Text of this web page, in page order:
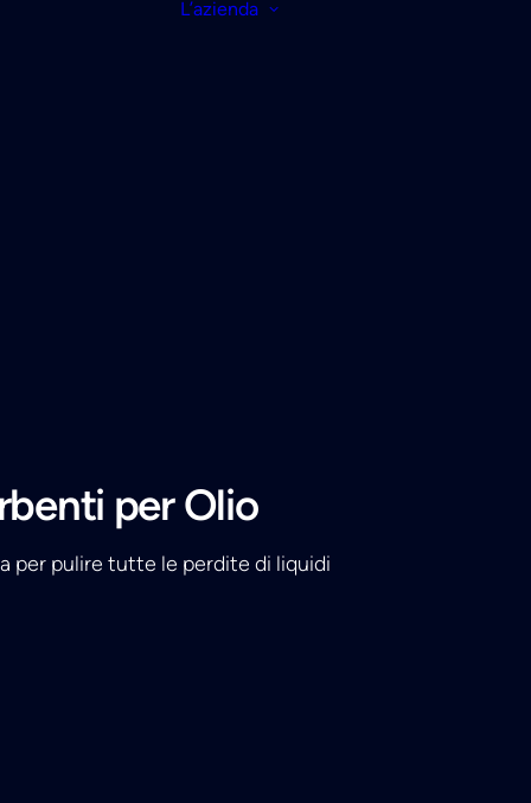
L’azienda
per Olio
per pulire tutte le perdite di liquidi